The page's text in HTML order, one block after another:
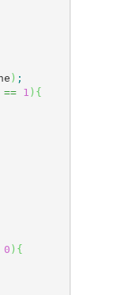
) ;
== 1 ) {
0 ) {